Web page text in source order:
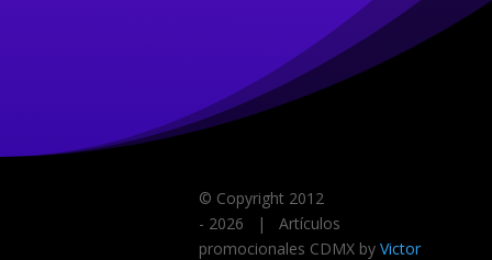
© Copyright 2012
- 2026 | Artículos
promocionales CDMX by Victor